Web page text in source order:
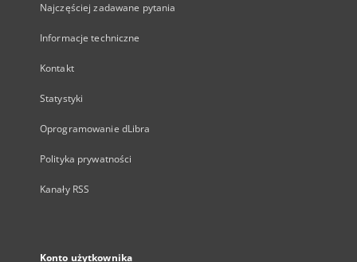
Najczęściej zadawane pytania
Informacje techniczne
Kontakt
Statystyki
Oprogramowanie dLibra
Polityka prywatności
Kanały RSS
Konto użytkownika